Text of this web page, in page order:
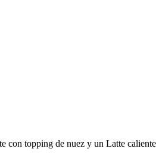
con topping de nuez y un Latte caliente